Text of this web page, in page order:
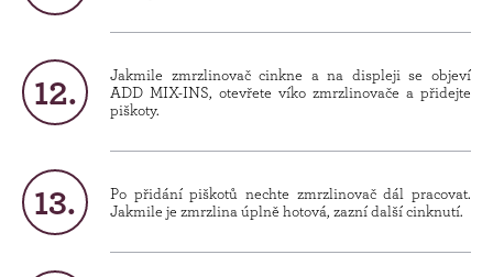
Jakmile zmrzlinovač cinkne a na displeji se objeví
ADD MIX-INS, otevřete víko zmrzlinovače a přidejte
piškoty.
Po přidání piškotů nechte zmrzlinovač dál pracovat.
Jakmile je zmrzlina úplně hotová, zazní další cinknutí.